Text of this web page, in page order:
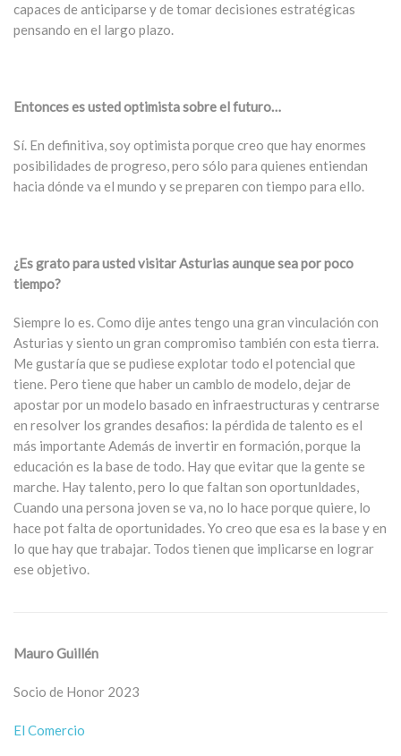
capaces de anticiparse y de tomar decisiones estratégicas
pensando en el largo plazo.
Entonces es usted optimista sobre el futuro…
Sí. En definitiva, soy optimista porque creo que hay enormes
posibilidades de progreso, pero sólo para quienes entiendan
hacia dónde va el mundo y se preparen con tiempo para ello.
¿Es grato para usted visitar Asturias aunque sea por poco
tiempo?
Siempre lo es. Como dije antes tengo una gran vinculación con
Asturias y siento un gran compromiso también con esta tierra.
Me gustaría que se pudiese explotar todo el potencial que
tiene. Pero tiene que haber un camblo de modelo, dejar de
apostar por un modelo basado en infraestructuras y centrarse
en resolver los grandes desafios: la pérdida de talento es el
más importante Además de invertir en formación, porque la
educación es la base de todo. Hay que evitar que la gente se
marche. Hay talento, pero lo que faltan son oportunldades,
Cuando una persona joven se va, no lo hace porque quiere, lo
hace pot falta de oportunidades. Yo creo que esa es la base y en
lo que hay que trabajar. Todos tienen que implicarse en lograr
ese objetivo.
Mauro Guillén
Socio de Honor 2023
El Comercio